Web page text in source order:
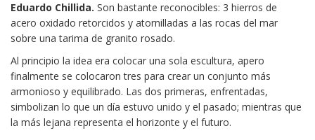
Eduardo Chillida. Son bastante reconocibles: 3 hierros de
acero oxidado retorcidos y atornilladas a las rocas del mar
sobre una tarima de granito rosado.
Al principio la idea era colocar una sola escultura, apero
finalmente se colocaron tres para crear un conjunto más
armonioso y equilibrado. Las dos primeras, enfrentadas,
simbolizan lo que un día estuvo unido y el pasado; mientras que
la más lejana representa el horizonte y el futuro.